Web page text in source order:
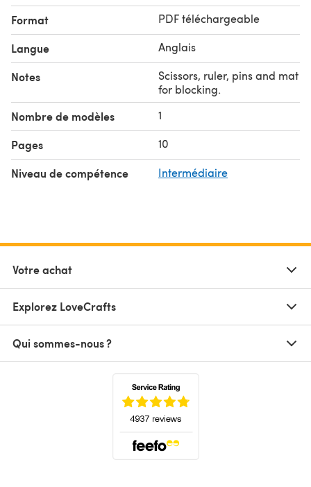
Format PDF téléchargeable
Langue Anglais
Notes
Scissors, ruler, pins and mat
for blocking.
Nombre de modèles 1
Pages 10
Niveau de compétence Intermédiaire
Votre achat
Explorez LoveCrafts
Qui sommes-nous ?